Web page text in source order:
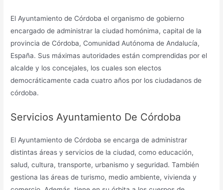
El Ayuntamiento de Córdoba el organismo de gobierno
encargado de administrar la ciudad homónima, capital de la
provincia de Córdoba, Comunidad Autónoma de Andalucía,
España. Sus máximas autoridades están comprendidas por el
alcalde y los concejales, los cuales son electos
democráticamente cada cuatro años por los ciudadanos de
córdoba.
Servicios Ayuntamiento De Córdoba
El Ayuntamiento de Córdoba se encarga de administrar
distintas áreas y servicios de la ciudad, como educación,
salud, cultura, transporte, urbanismo y seguridad. También
gestiona las áreas de turismo, medio ambiente, vivienda y